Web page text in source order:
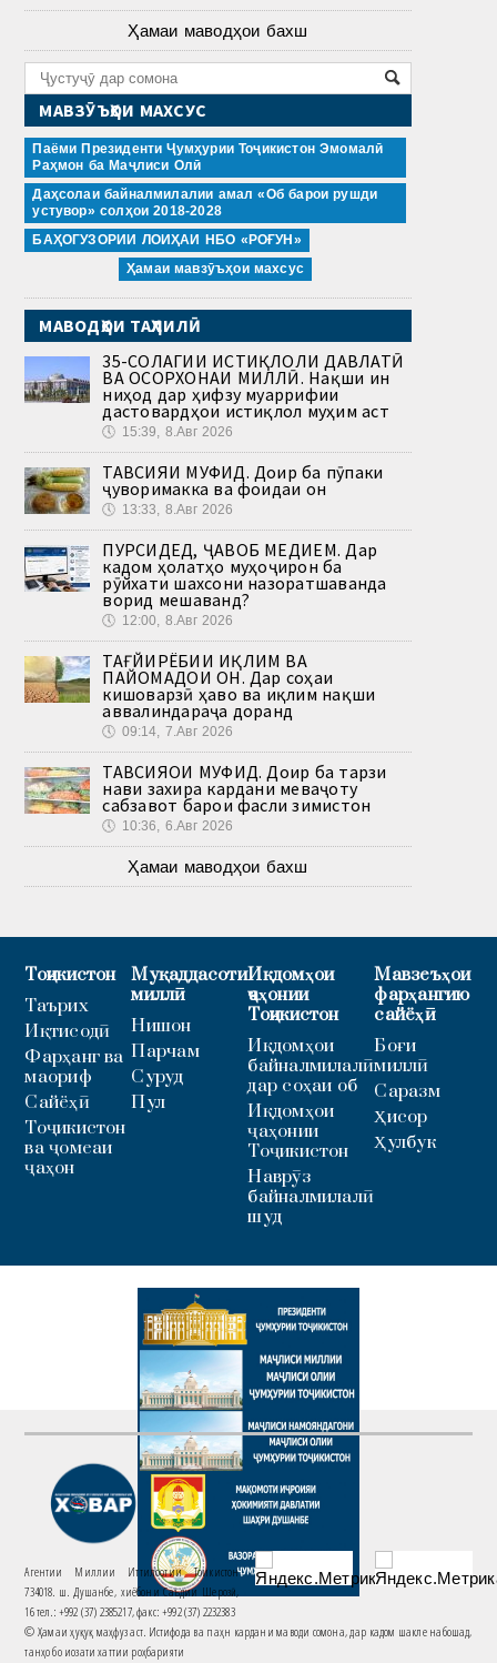
Ҳамаи маводҳои бахш
МАВЗӮЪҲОИ МАХСУС
Паёми Президенти Ҷумҳурии Тоҷикистон Эмомалӣ
Раҳмон ба Маҷлиси Олӣ
Даҳсолаи байналмилалии амал «Об барои рушди
устувор» солҳои 2018-2028
БАҲОГУЗОРИИ ЛОИҲАИ НБО «РОҒУН»
Ҳамаи мавзӯъҳои махсус
МАВОДҲОИ ТАҲЛИЛӢ
35-СОЛАГИИ ИСТИҚЛОЛИ ДАВЛАТӢ
ВА ОСОРХОНАИ МИЛЛӢ. Нақши ин
ниҳод дар ҳифзу муаррифии
дастовардҳои истиқлол муҳим аст
🕔 15:39, 8.Авг 2026
ТАВСИЯИ МУФИД. Доир ба пӯпаки
ҷуворимакка ва фоидаи он
🕔 13:33, 8.Авг 2026
ПУРСИДЕД, ҶАВОБ МЕДИҲЕМ. Дар
кадом ҳолатҳо муҳоҷирон ба
рӯйхати шахсони назоратшаванда
ворид мешаванд?
🕔 12:00, 8.Авг 2026
ТАҒЙИРЁБИИ ИҚЛИМ ВА
ПАЙОМАДҲОИ ОН. Дар соҳаи
кишоварзӣ ҳаво ва иқлим нақши
аввалиндараҷа доранд
🕔 09:14, 7.Авг 2026
ТАВСИЯҲОИ МУФИД. Доир ба тарзи
нави захира кардани меваҷоту
сабзавот барои фасли зимистон
🕔 10:36, 6.Авг 2026
Ҳамаи маводҳои бахш
Тоҷикистон
Таърих
Иқтисодӣ
Фарҳанг ва
маориф
Сайёҳӣ
Тоҷикистон
ва ҷомеаи
ҷаҳон
Муқаддасоти
миллӣ
Нишон
Парчам
Суруд
Пул
Иқдомҳои
ҷаҳонии
Тоҷикистон
Иқдомҳои
байналмилалӣ
дар соҳаи об
Иқдомҳои
ҷаҳонии
Тоҷикистон
Наврӯз
байналмилалӣ
шуд
Мавзеъҳои
фарҳангию
сайёҳӣ
Боғи
миллӣ
Саразм
Ҳисор
Ҳулбук
Агентии Миллии Иттилоотии Тоҷикистон
734018. ш. Душанбе, хиёбони Саъдии Шерозӣ,
16 тел.: +992 (37) 2385217, факс: +992 (37) 2232383
© Ҳамаи ҳуқуқ маҳфуз аст. Истифода ва паҳн кардани маводи сомона, дар кадом шакле набошад,
танҳо бо иҷозати хаттии роҳбарияти